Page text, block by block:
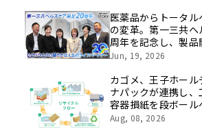
医薬品からトータ
の変革。第一三共
周年を記念し、製
挑戦の舞台や旧社統
像を公開！
Jun, 19, 2026
カゴメ、王子ホール
ナパックが連携し
容器損紙を段ボー
証を開始
Aug, 08, 2026